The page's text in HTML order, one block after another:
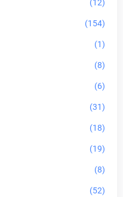
(12)
(154)
(1)
(8)
(6)
(31)
(18)
(19)
(8)
(52)